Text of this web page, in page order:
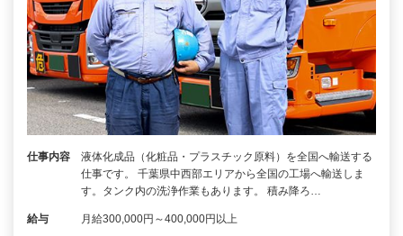
仕事内容
液体化成品（化粧品・プラスチック原料）を全国へ輸送する
仕事です。 千葉県中西部エリアから全国の工場へ輸送しま
す。タンク内の洗浄作業もあります。 積み降ろ…
給与 月給300,000円～400,000円以上